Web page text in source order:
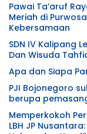
Pawai Ta’aruf
Meriah di
Kebersamaan
SDN IV Kalipang
Dan Wisuda
Apa dan Siapa
PJI Bojonegoro
berupa
Memperkokoh
LBH JP